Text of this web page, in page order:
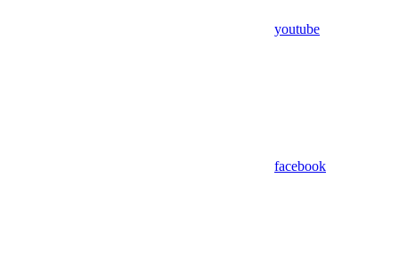
youtube
facebook